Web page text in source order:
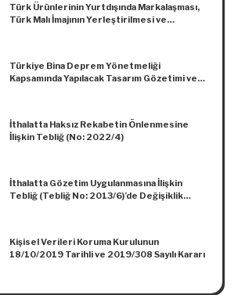
Türk Ürünlerinin Yurtdışında Markalaşması,
Türk Malı İmajının Yerleştirilmesi ve
Türkiye Bina Deprem Yönetmeliği
Kapsamında Yapılacak Tasarım Gözetimi ve
İthalatta Haksız Rekabetin Önlenmesine
İlişkin Tebliğ (No: 2022/4)
İthalatta Gözetim Uygulanmasına İlişkin
Tebliğ (Tebliğ No: 2013/6)’de Değişiklik
Kişisel Verileri Koruma Kurulunun
18/10/2019 Tarihli ve 2019/308 Sayılı Kararı